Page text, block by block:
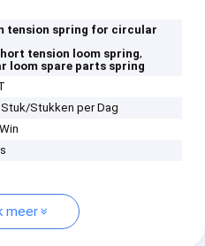
tension spring for circular
tension loom spring,
loom spare parts spring
Stuk/Stukken per Dag
meer